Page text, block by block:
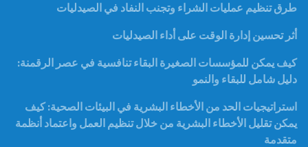
طرق تنظيم عمليات الشراء وتجنب النفاد في الصيدليات
أثر تحسين إدارة الوقت على أداء الصيدليات
كيف يمكن للمؤسسات الصغيرة البقاء تنافسية في عصر الرقمنة:
دليل شامل للبقاء والنمو
استراتيجيات الحد من الأخطاء البشرية في البيئات الصحية: كيف
يمكن تقليل الأخطاء البشرية من خلال تنظيم العمل واعتماد أنظمة
متقدمة